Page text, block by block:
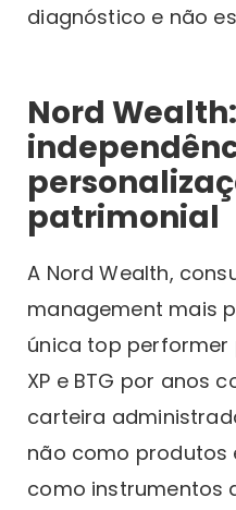
diagnóstico e não
Nord Wealth:
patrimonial
A Nord Wealth,
management mais
única top performer
XP e BTG por anos
carteira
não como produtos
como instrumentos